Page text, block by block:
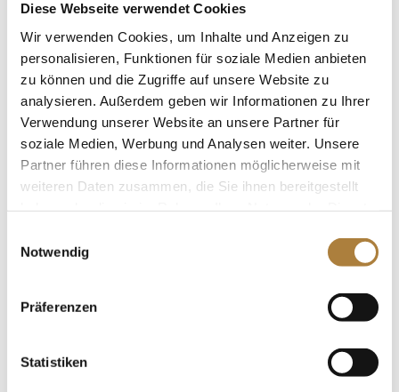
Diese Webseite verwendet Cookies
Wir verwenden Cookies, um Inhalte und Anzeigen zu
personalisieren, Funktionen für soziale Medien anbieten
zu können und die Zugriffe auf unsere Website zu
analysieren. Außerdem geben wir Informationen zu Ihrer
Verwendung unserer Website an unsere Partner für
soziale Medien, Werbung und Analysen weiter. Unsere
Partner führen diese Informationen möglicherweise mit
weiteren Daten zusammen, die Sie ihnen bereitgestellt
Notwendig
Präferenzen
Statistiken
Spitzenpferdesport und der Familie Müter geht 2018 in
die fünfte Runde. Wiesbaden ist zum zweiten Mal als
Etappe dabei. Mannheim bildete traditionell die
Startetappe, dann folgt das Internationale Pfingstturnier
Wiesbaden (18. bis 21. Mai) und als Schlussetappe die
Deutschen Meisterschaften in Balve (7. bis 10. Juni).
Wer dann genug Punkte gesammelt hat, der darf zum
Finale beim CHIO Aachen vom 18. bis 22. Juli.
Diese Reiter haben eine Startgenehmigung erhalten (in
(Schülp), Leonie Böckmann (Lastrup), Tobias
Theresa Dietz (Ratingen), Florian Dolinschek (Neufrah),
(Thuine), Ulrich Hensel (Ortenberg), Rebecca Pohl
(Marburg), Nicola Sauer (Griesheim), Philipp Schulze